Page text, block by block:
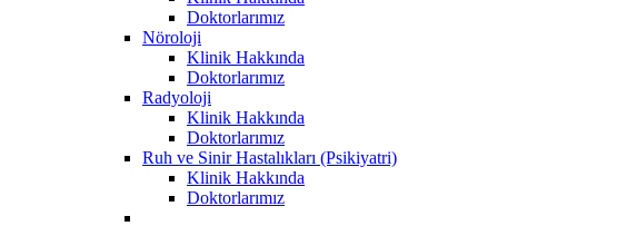
Doktorlarımız
Nöroloji
Klinik Hakkında
Doktorlarımız
Radyoloji
Klinik Hakkında
Doktorlarımız
Ruh ve Sinir Hastalıkları (Psikiyatri)
Klinik Hakkında
Doktorlarımız